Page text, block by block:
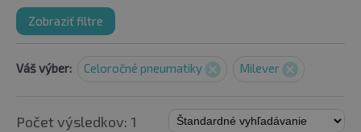
Zobraziť filtre
Váš výber: Celoročné pneumatiky Milever
Počet výsledkov: 1